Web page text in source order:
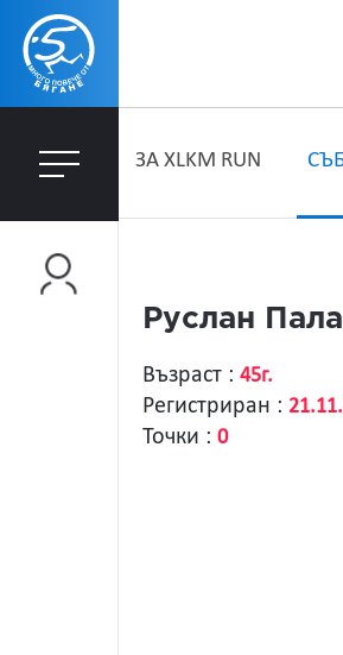
ЗA XLKM RUN
Руслан
Възраст : 45г.
Регистриран :
Точки : 0